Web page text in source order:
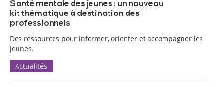
Santé mentale des jeunes : un nouveau
kit thématique à destination des
professionnels
Des ressources pour informer, orienter et accompagner les
jeunes.
Actualités